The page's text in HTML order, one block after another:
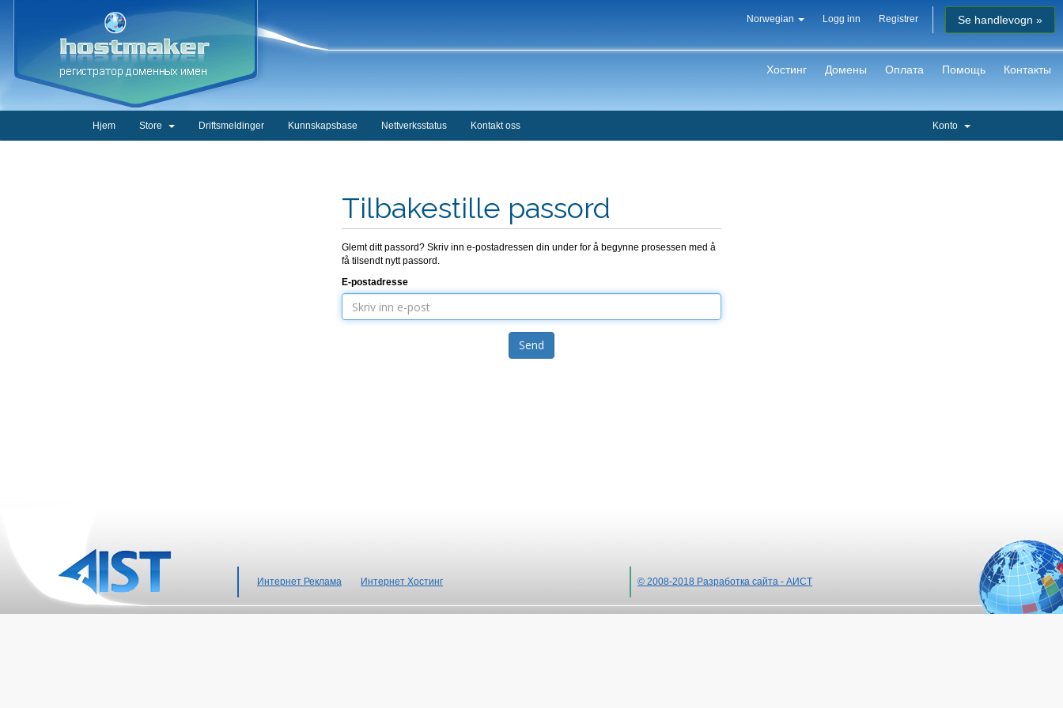
Norwegian Logg inn Registrer Se handlevogn »
Хостинг Домены Оплата Помощь Контакты
Hjem Store Driftsmeldinger Kunnskapsbase Nettverksstatus Kontakt oss Konto
Tilbakestille passord
Glemt ditt passord? Skriv inn e-postadressen din under for å begynne prosessen med å
få tilsendt nytt passord.
E-postadresse
Send
Интернет Реклама Интернет Хостинг © 2008-2018 Разработка сайта - АИСТ